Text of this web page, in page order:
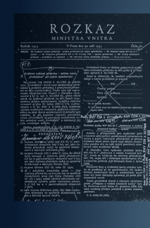
zobrazit PDF dokument